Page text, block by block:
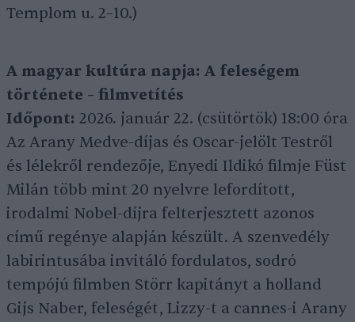
Templom u. 2–10.)
A magyar kultúra napja: A feleségem
története – filmvetítés
Időpont: 2026. január 22. (csütörtök) 18:00 óra
Az Arany Medve-díjas és Oscar-jelölt Testről
és lélekről rendezője, Enyedi Ildikó filmje Füst
Milán több mint 20 nyelvre lefordított,
irodalmi Nobel-díjra felterjesztett azonos
című regénye alapján készült. A szenvedély
labirintusába invitáló fordulatos, sodró
tempójú filmben Störr kapitányt a holland
Gijs Naber, feleségét, Lizzy-t a cannes-i Arany